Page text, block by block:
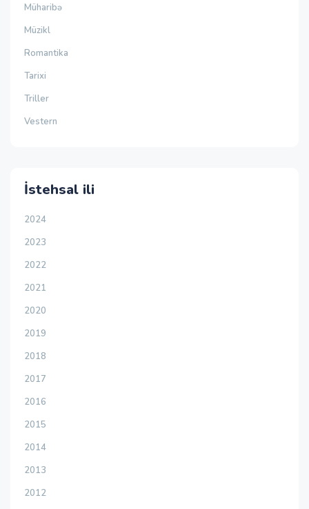
Müharibə
Müzikl
Romantika
Tarixi
Triller
Vestern
İstehsal ili
2024
2023
2022
2021
2020
2019
2018
2017
2016
2015
2014
2013
2012